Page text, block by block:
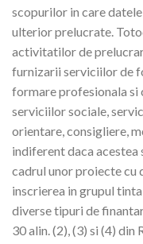
scopurilor in care
ulterior prelucrate.
activitatilor de
furnizarii serviciilor de
formare profesionala
serviciilor sociale,
orientare, consigliere,
indiferent daca
cadrul unor proiecte cu
inscrierea in grupul
diverse tipuri de
30 alin. (2), (3) si (4) din